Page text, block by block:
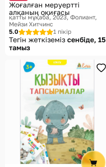
Жоғалған меруертті
алқаның оқиғасы
қатты мұқаба, 2023 Фолиант,
Мейзи Хитчинс
5.0
1 пікір
Тегін жеткіземіз сенбіде, 15
тамыз